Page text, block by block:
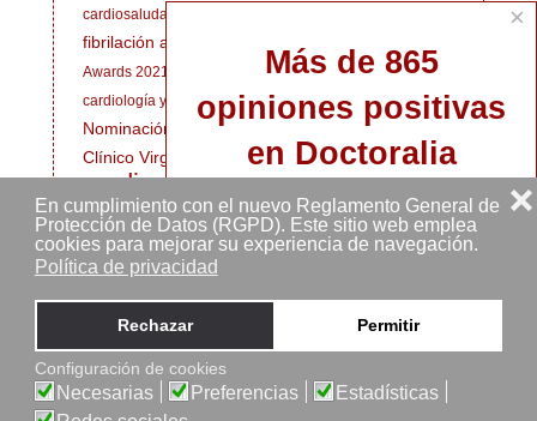
En cumplimiento con el nuevo Reglamento General de
Protección de Datos (RGPD). Este sitio web emplea
cookies para mejorar su experiencia de navegación.
Política de privacidad
Rechazar Permitir
❌
Configuración de cookies
Necesarias Preferencias
Estadísticas
cardiosaludable
fibrilación auricular
Awards 2021
síndrome de Marfan obesidad infantil
cardiología y deporte Día Mundial del Corazón
Nominación nacional mejor cardiólogo
Clínico Virgen de la Victoria
salud
cardiovascular cardiología deportiva
Marfan cardiología MIR cardiopatías familiares
cardiólogo deportivo Médicos Residentes
cardiologia medicina deportiva
cardiovasculares Hospital Clínico
Universitario de Málaga
enfermedad
cardiovascular
evento
×
Más de 865
opiniones positivas
en Doctoralia
Ver perfil en Doctoralia
Pedir una cita ahora